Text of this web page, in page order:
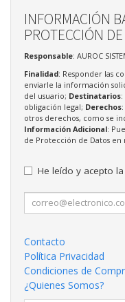
INFORMACIÓN
PROTECCIÓN
Responsable: AUROC
Finalidad: Responder las
enviarle la información
del usuario; Destinatarios
obligación legal; Derechos
otros derechos, como se
Información Adicional:
de Protección de Datos en
He leído y acepto la
Contacto
Política Privacidad
Condiciones de
¿Quienes Somos?